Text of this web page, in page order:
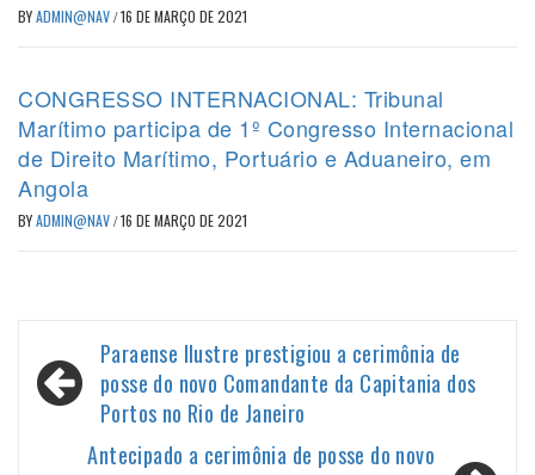
BYADMIN@NAV/16 DE MARÇO DE 2021
CONGRESSO INTERNACIONAL: Tribunal
Marítimo participa de 1º Congresso Internacional
de Direito Marítimo, Portuário e Aduaneiro, em
Angola
BYADMIN@NAV/16 DE MARÇO DE 2021
Navegação
de
Paraense Ilustre prestigiou a cerimônia de
posse do novo Comandante da Capitania dos
Portos no Rio de Janeiro
Antecipado a cerimônia de posse do novo